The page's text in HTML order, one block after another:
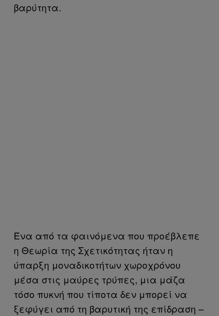
βαρύτητα.
Ένα από τα φαινόμενα που προέβλεπε
η Θεωρία της Σχετικότητας ήταν η
ύπαρξη μοναδικοτήτων χωροχρόνου
μέσα στις μαύρες τρύπες, μια μάζα
τόσο πυκνή που τίποτα δεν μπορεί να
ξεφύγει από τη βαρυτική της επίδραση –